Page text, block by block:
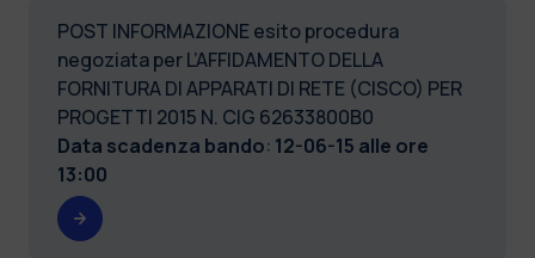
POST INFORMAZIONE esito procedura
negoziata per L’AFFIDAMENTO DELLA
FORNITURA DI APPARATI DI RETE (CISCO) PER
PROGETTI 2015 N. CIG 62633800B0
Data scadenza bando: 12-06-15 alle ore
13:00